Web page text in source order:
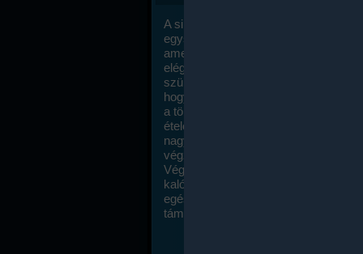
A sikeres fogyás titka valójában igen
egyszerű: égess több energiát, mint
amennyit beviszel. Természetesen
elég nagy fegyelemre és akaraterőre
szükség, de meglepődve fogod
hogy a kalóriaszámolás mennyire
a többi diétához képest. Itt nincsenek
ételek és a megengedett kalóriabevitelt
nagymértékben növelheted ha
végzel.
Végül, de nem utolsó sorban, a
kalóriaszámolás módszerét a legtöbb
egészségügyi szakorvos ajánlja és
támogatja.